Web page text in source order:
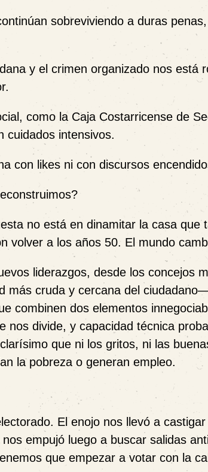
sobreviviendo a duras
y el crimen organizado nos está
como la Caja Costarricense de
cuidados intensivos.
con likes ni con discursos
no está en dinamitar la casa que
volver a los años 50. El mundo
liderazgos, desde los concejos
más cruda y cercana del
combinen dos elementos
nos divide, y capacidad técnica
que ni los gritos, ni las
la pobreza o generan empleo.
El enojo nos llevó a
empujó luego a buscar salidas
que empezar a votar con la